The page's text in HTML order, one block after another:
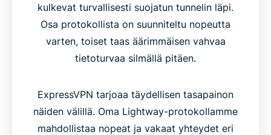
kulkevat turvallisesti suojatun tunnelin läpi.
Osa protokollista on suunniteltu nopeutta
varten, toiset taas äärimmäisen vahvaa
tietoturvaa silmällä pitäen.
ExpressVPN tarjoaa täydellisen tasapainon
näiden välillä. Oma Lightway-protokollamme
mahdollistaa nopeat ja vakaat yhteydet eri